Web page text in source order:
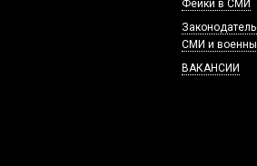
Фейки в СМИ
СМИ и
ВАКАНСИИ